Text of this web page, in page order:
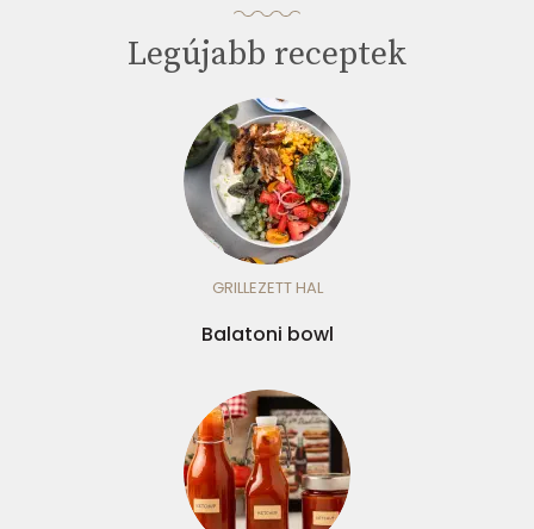
Legújabb receptek
GRILLEZETT HAL
Balatoni bowl